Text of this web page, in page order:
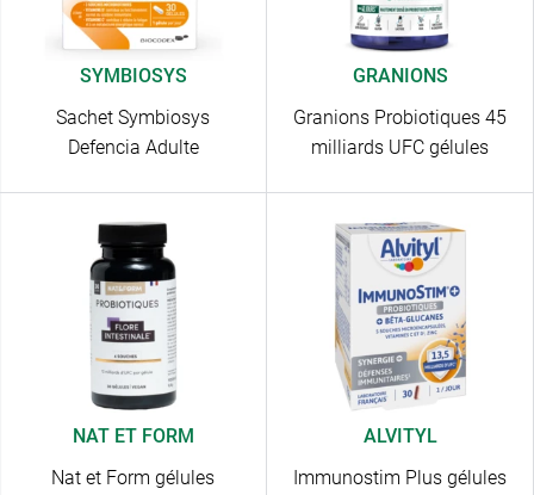
SYMBIOSYS
Sachet Symbiosys
Defencia Adulte
GRANIONS
Granions Probiotiques 45
milliards UFC gélules
NAT ET FORM
Nat et Form gélules
ALVITYL
Immunostim Plus gélules